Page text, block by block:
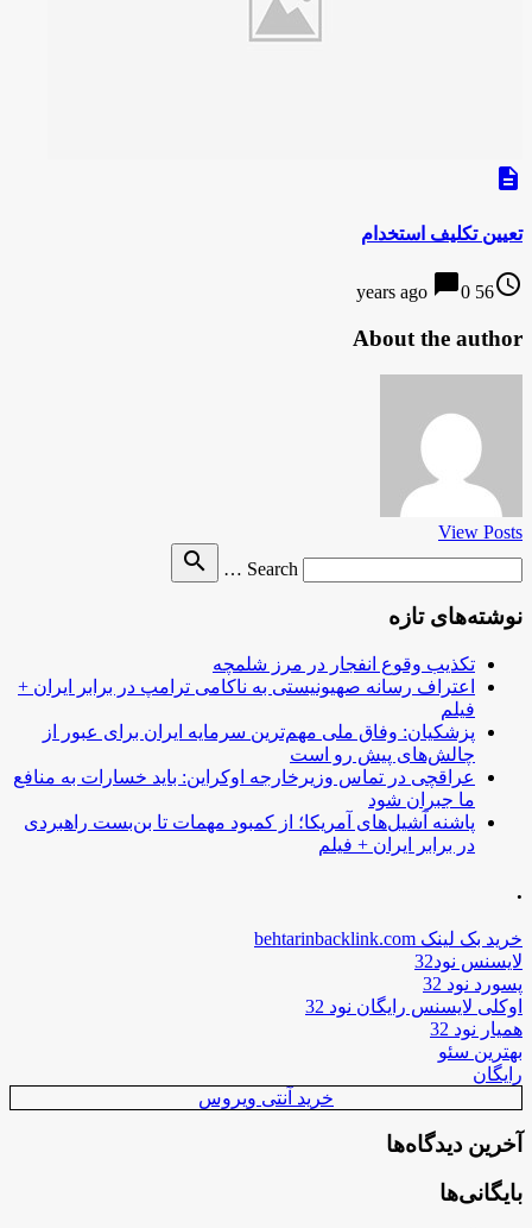
description
تعیین تکلیف استخدام
access_time
56 years ago
chat_bubble0
About the author
View Posts
Search …
search
نوشته‌های تازه
تکذیب وقوع انفجار در مرز شلمچه
اعتراف رسانه صهیونیستی به ناکامی ترامپ در برابر ایران +
فیلم
پزشکیان: وفاق ملی مهم‌ترین سرمایه ایران برای عبور از
چالش‌های پیش رو است
عراقچی در تماس وزیرخارجه اوکراین: باید خسارات به منافع
ما جبران شود
پاشنه آشیل‌های آمریکا؛ از کمبود مهمات تا بن‌بست راهبردی
در برابر ایران + فیلم
.
خرید بک لینک behtarinbacklink.com
لایسنس نود32
پسورد نود 32
اوکلی لایسنس رایگان نود 32
همیار نود 32
بهترین سئو
رایگان
خرید آنتی ویروس
آخرین دیدگاه‌ها
بایگانی‌ها